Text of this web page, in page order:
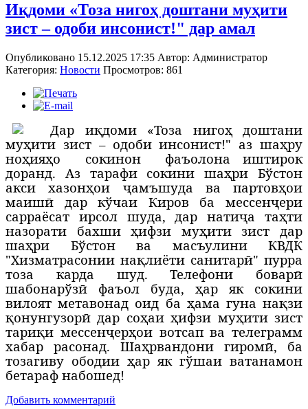
Иқдоми «Тоза нигоҳ доштани муҳити
зист – одоби инсонист!" дар амал
Опубликовано 15.12.2025 17:35 Автор: Администратор
Категория: Новости Просмотров: 861
Дар иқдоми «Тоза нигоҳ доштани
муҳити зист – одоби инсонист!" аз шаҳру
ноҳияҳо
сокинон
фаъолона иштирок
доранд. Аз тарафи сокини шаҳри Бўстон
акси хазонҳои ҷамъшуда ва партовҳои
маишӣ дар кўчаи Киров ба мессенҷери
сарраёсат ирсол шуда, дар натиҷа таҳти
назорати бахши ҳифзи муҳити зист дар
шаҳри Бўстон ва масъулини КВДК
"Хизматрасонии нақлиёти санитарӣ" пурра
тоза карда шуд. Телефони боварӣ
шабонарўзӣ фаъол буда, ҳар як сокини
вилоят метавонад оид ба ҳама гуна нақзи
қонунгузорӣ дар соҳаи ҳифзи муҳити зист
тариқи мессенҷерҳои вотсап ва телеграмм
хабар расонад. Шаҳрвандони гиромӣ, ба
тозагиву ободии ҳар як гўшаи ватанамон
бетараф набошед!
Добавить комментарий